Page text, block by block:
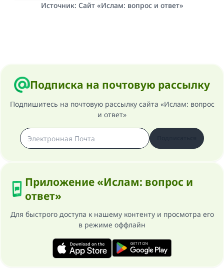
Источник: Сайт «Ислам: вопрос и ответ»
Подписка на почтовую рассылку
Подпишитесь на почтовую рассылку сайта «Ислам: вопрос
и ответ»
Приложение «Ислам: вопрос и
ответ»
Для быстрого доступа к нашему контенту и просмотра его
в режиме оффлайн